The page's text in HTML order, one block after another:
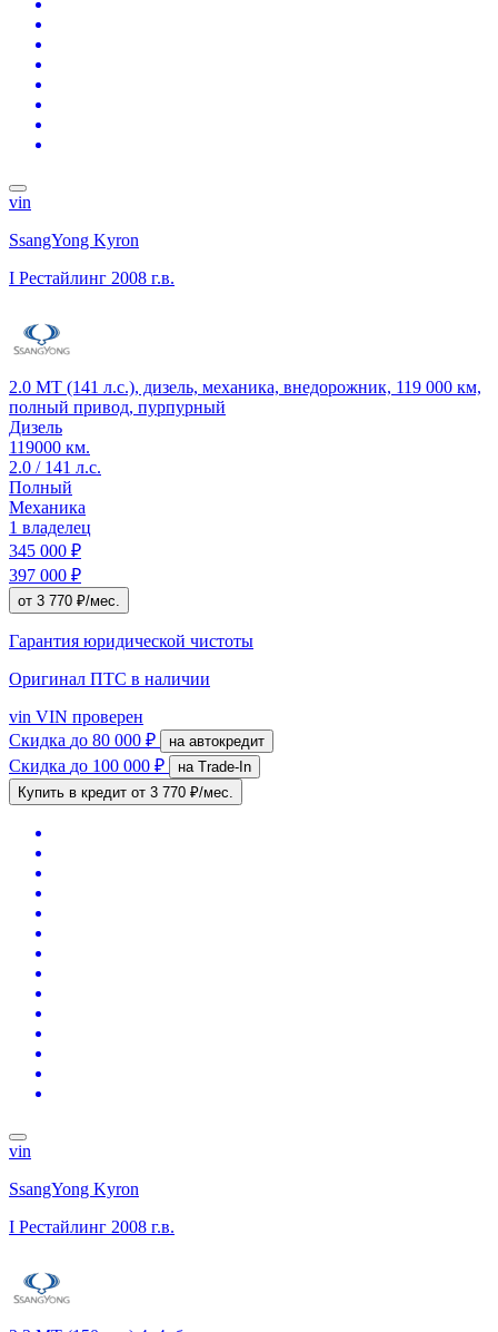
vin
SsangYong Kyron
I Рестайлинг 2008 г.в.
2.0 MT (141 л.с.), дизель, механика, внедорожник, 119 000 км,
полный привод, пурпурный
Дизель
119000 км.
2.0 / 141 л.с.
Полный
Механика
1 владелец
345 000 ₽
397 000 ₽
от 3 770 ₽/мес.
Гарантия юридической чистоты
Оригинал ПТС в наличии
vin VIN проверен
Скидка до 80 000 ₽ на автокредит
Скидка до 100 000 ₽
на Trade-In
Купить в кредит от 3 770 ₽/мес.
vin
SsangYong Kyron
I Рестайлинг 2008 г.в.